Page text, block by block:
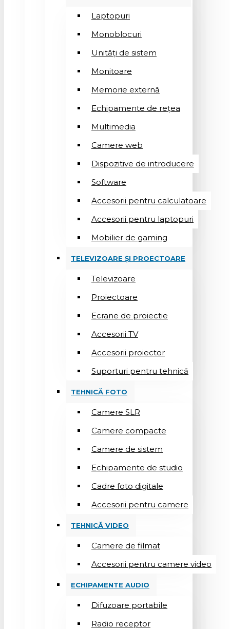
Laptopuri
Monoblocuri
Unități de sistem
Monitoare
Memorie externă
Echipamente de rețea
Multimedia
Camere web
Dispozitive de introducere
Software
Accesorii pentru calculatoare
Accesorii pentru laptopuri
Mobilier de gaming
TELEVIZOARE ȘI PROECTOARE
Televizoare
Proiectoare
Ecrane de proiectie
Accesorii TV
Accesorii proiector
Suporturi pentru tehnică
TEHNICĂ FOTO
Camere SLR
Camere compacte
Camere de sistem
Echipamente de studio
Cadre foto digitale
Accesorii pentru camere
TEHNICĂ VIDEO
Camere de filmat
Accesorii pentru camere video
ECHIPAMENTE AUDIO
Difuzoare portabile
Radio receptor